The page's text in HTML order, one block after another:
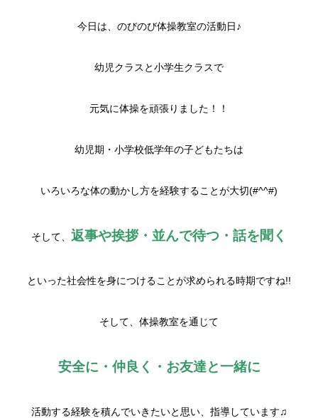
今日は、のびのび体操教室の活動日♪
幼児クラスと小学生クラスで
元気に体操を頑張りました！！
幼児期・小学校低学年の子どもたちは
いろいろな体の動かし方を経験することが大切(#^^#)
そして、 返事や挨拶・並んで待つ・話を聞く
といった社会性を身につけることが求められる時期ですね!!
そして、体操教室を通じて
安全に・仲良く・お友達と一緒に
活動する経験を積んでいきたいと思い、指導しています♫